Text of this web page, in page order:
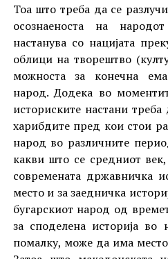
Тоа што треба да се
осознаеноста на
настанува со нацијата
облици на творештво
можноста за конечна
народ. Додека во
историските настани
харибдите пред кои стои
народ во различните
какви што се средниот
современата државничка
место и за заедничка
бугарскиот народ од
за споделена историја
помалку, може да има место